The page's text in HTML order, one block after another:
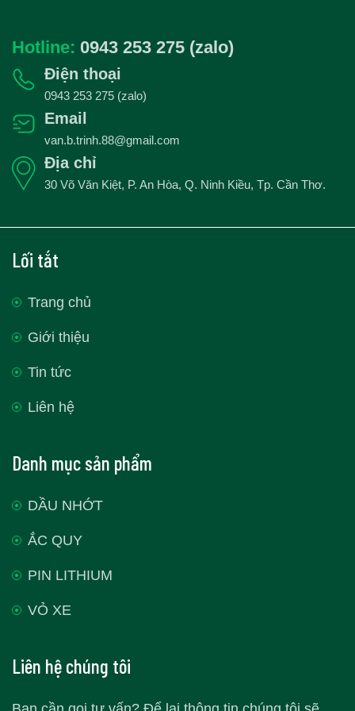
Hotline: 0943 253 275 (zalo)
Điện thoại
0943 253 275 (zalo)
Email
van.b.trinh.88@gmail.com
Địa chỉ
30 Võ Văn Kiệt, P. An Hòa, Q. Ninh Kiều, Tp. Cần Thơ.
Lối tắt
Trang chủ
Giới thiệu
Tin tức
Liên hệ
Danh mục sản phẩm
DẦU NHỚT
ẮC QUY
PIN LITHIUM
VỎ XE
Liên hệ chúng tôi